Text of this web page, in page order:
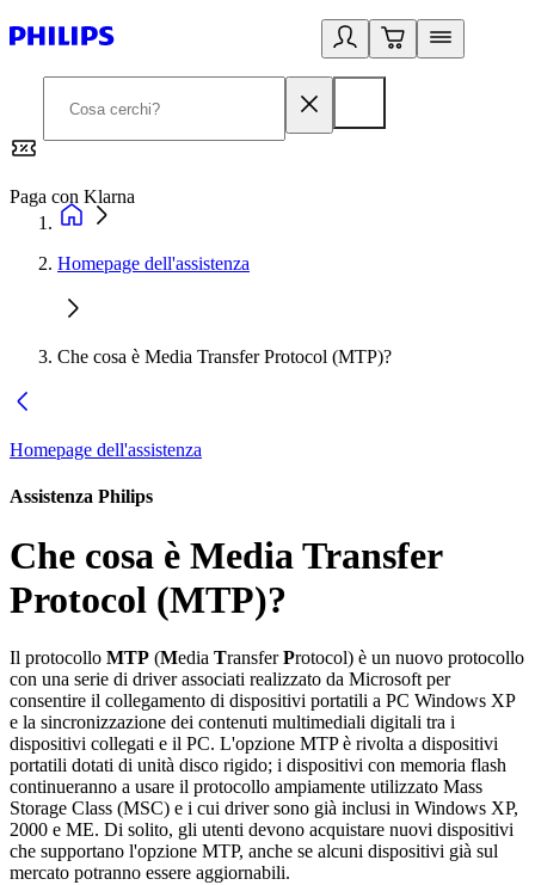
Paga con Klarna
Homepage dell'assistenza
Che cosa è Media Transfer Protocol (MTP)?
Homepage dell'assistenza
Assistenza Philips
Che cosa è Media Transfer
Protocol (MTP)?
Il protocollo MTP (Media TransferProtocol) è un nuovo protocollo
con una serie di driver associati realizzato da Microsoft per
consentire il collegamento di dispositivi portatili a PC Windows XP
e la sincronizzazione dei contenuti multimediali digitali tra i
dispositivi collegati e il PC. L'opzione MTP è rivolta a dispositivi
portatili dotati di unità disco rigido; i dispositivi con memoria flash
continueranno a usare il protocollo ampiamente utilizzato Mass
Storage Class (MSC) e i cui driver sono già inclusi in Windows XP,
2000 e ME. Di solito, gli utenti devono acquistare nuovi dispositivi
che supportano l'opzione MTP, anche se alcuni dispositivi già sul
mercato potranno essere aggiornabili.